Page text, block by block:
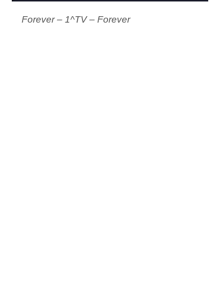
Forever – 1^TV – Forever